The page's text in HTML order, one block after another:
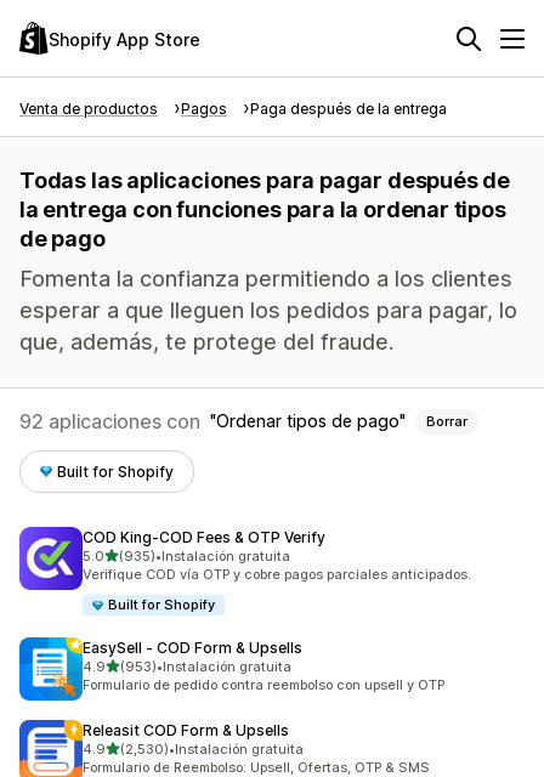
Shopify App Store
Venta de productos Pagos Paga después de la entrega
Todas las aplicaciones para pagar después de
la entrega con funciones para la ordenar tipos
de pago
Fomenta la confianza permitiendo a los clientes
esperar a que lleguen los pedidos para pagar, lo
que, además, te protege del fraude.
92 aplicaciones con Ordenar tipos de pago Borrar
Built for Shopify
COD King‑COD Fees & OTP Verify
5.0de 5 estrellas
(935)
935 reseñas en total
•Instalación gratuita
Verifique COD vía OTP y cobre pagos parciales anticipados.
Built for Shopify
EasySell ‑ COD Form & Upsells
4.9de 5 estrellas
(953)
953 reseñas en total
•Instalación gratuita
Formulario de pedido contra reembolso con upsell y OTP
Releasit COD Form & Upsells
4.9de 5 estrellas
(2,530)
2530 reseñas en total
•Instalación gratuita
Formulario de Reembolso: Upsell, Ofertas, OTP & SMS